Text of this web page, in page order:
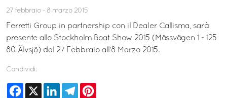
27 febbraio - 8 marzo 2015
Ferretti Group in partnership con il Dealer Callisma, sarà
presente allo Stockholm Boat Show 2015 (Mässvägen 1 - 125
80 Älvsjö) dal 27 Febbraio all'8 Marzo 2015.
Condividi:
Facebook
X LinkedInTelegram